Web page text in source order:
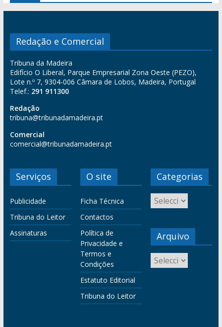
Redação e Comercial
Tribuna da Madeira
Edifício O Liberal, Parque Empresarial Zona Oeste (PEZO),
Lote n.º 7, 9304-006 Câmara de Lobos, Madeira, Portugal
Telef.: 291 911300
Redação
tribuna@tribunadamadeira.pt
Comercial
comercial@tribunadamadeira.pt
Serviços
Publicidade
Tribuna do Leitor
Assinaturas
O site
Ficha Técnica
Contactos
Política de
Privacidade e
Termos e
Condições
Estatuto Editorial
Tribuna do Leitor
Categorias
Arquivo